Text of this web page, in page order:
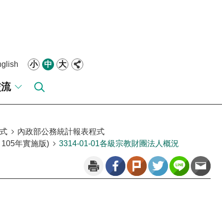
小 中 大
內政部公務統計報表程式
年實施版) 3314-01-01各級宗教財團法人概況